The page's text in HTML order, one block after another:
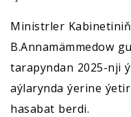
Ministrler
B.Annamämmedow
tarapyndan 2025-nji
aýlarynda ýerine
hasabat berdi.